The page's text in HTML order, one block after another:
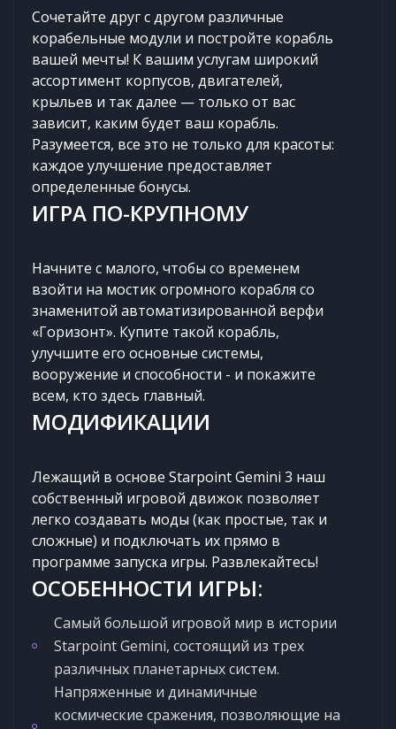
Сочетайте друг с другом различные
корабельные модули и постройте корабль
вашей мечты! К вашим услугам широкий
ассортимент корпусов, двигателей,
крыльев и так далее — только от вас
зависит, каким будет ваш корабль.
Разумеется, все это не только для красоты:
каждое улучшение предоставляет
определенные бонусы.
ИГРА ПО-КРУПНОМУ
Начните с малого, чтобы со временем
взойти на мостик огромного корабля со
знаменитой автоматизированной верфи
«Горизонт». Купите такой корабль,
улучшите его основные системы,
вооружение и способности - и покажите
всем, кто здесь главный.
МОДИФИКАЦИИ
Лежащий в основе Starpoint Gemini 3 наш
собственный игровой движок позволяет
легко создавать моды (как простые, так и
сложные) и подключать их прямо в
программе запуска игры. Развлекайтесь!
ОСОБЕННОСТИ ИГРЫ:
Самый большой игровой мир в истории
Starpoint Gemini, состоящий из трех
различных планетарных систем.
Напряженные и динамичные
космические сражения, позволяющие на